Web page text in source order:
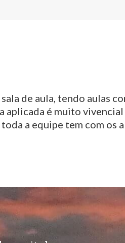
de aula, tendo aulas
aplicada é muito
a equipe tem com os